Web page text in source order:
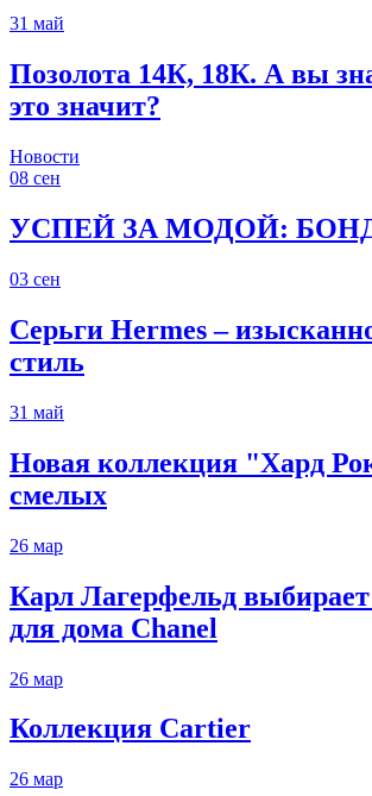
31 май
Позолота 14К, 18К. А вы
это значит?
Новости
08 сен
УСПЕЙ ЗА МОДОЙ:
03 сен
Серьги Hermes –
стиль
31 май
Новая коллекция "Хард
смелых
26 мар
Карл Лагерфельд
для дома Chanel
26 мар
Коллекция Cartier
26 мар